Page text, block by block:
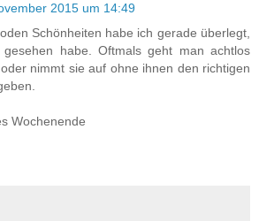
2015 um 14:49
Schönheiten habe ich gerade überlegt,
habe. Oftmals geht man achtlos
nimmt sie auf ohne ihnen den richtigen
Wochenende